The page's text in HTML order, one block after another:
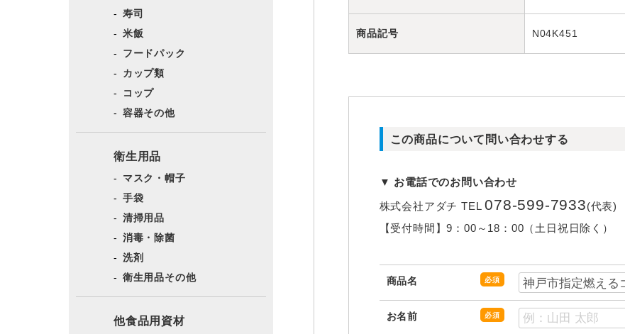
商品記号 N04K451
この商品について問い合わせする
▼ お電話でのお問い合わせ
株式会社アダチTEL078-599-7933(代表)
【受付時間】9：00～18：00（土日祝日除く）
商品名 必須
お名前 必須
寿司
米飯
フードパック
カップ類
コップ
容器その他
衛生用品
マスク・帽子
手袋
清掃用品
消毒・除菌
洗剤
衛生用品その他
他食品用資材